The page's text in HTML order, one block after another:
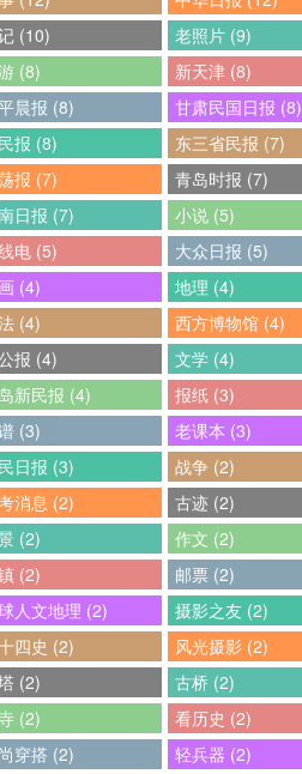
(10)
老照片 (9)
(8)
新天津 (8)
晨报 (8)
甘肃民国日报 (8)
报 (8)
东三省民报 (7)
报 (7)
青岛时报 (7)
日报 (7)
小说 (5)
电 (5)
大众日报 (5)
(4)
地理 (4)
(4)
西方博物馆 (4)
报 (4)
文学 (4)
新民报 (4)
报纸 (3)
(3)
老课本 (3)
日报 (3)
战争 (2)
消息 (2)
古迹 (2)
(2)
作文 (2)
(2)
邮票 (2)
人文地理 (2)
摄影之友 (2)
四史 (2)
风光摄影 (2)
(2)
古桥 (2)
(2)
看历史 (2)
穿搭 (2)
轻兵器 (2)